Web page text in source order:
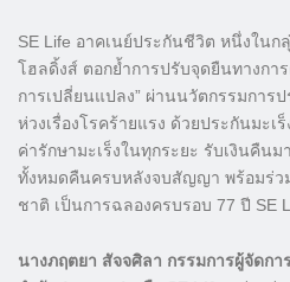
SE Life อาคเนย์ประกันชีวิต หนึ่งในก
โฮลดิ้งส์ ตอกย้ำการปรับจุดยืนทางกา
การเปลี่ยนแปลง” ผ่านนวัตกรรมการ
ห่วงเรื่องโรคร้ายแรง ด้วยประกันมะเร็
ค่ารักษามะเร็งในทุกระยะ รับเงินคืนม
ทั้งหมดคืนครบหลังจบสัญญา พร้อมร่ว
ชาติ เป็นการฉลองครบรอบ 77 ปี SE
นางภฤตยา สัจจศิลา กรรมการผู้จัดก